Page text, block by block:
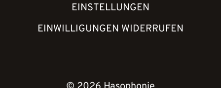
EINSTELLUNGEN
EINWILLIGUNGEN WIDERRUFEN